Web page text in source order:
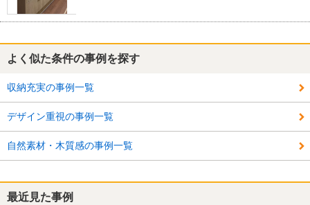
よく似た条件の事例を探す
収納充実の事例一覧
デザイン重視の事例一覧
自然素材・木質感の事例一覧
最近見た事例